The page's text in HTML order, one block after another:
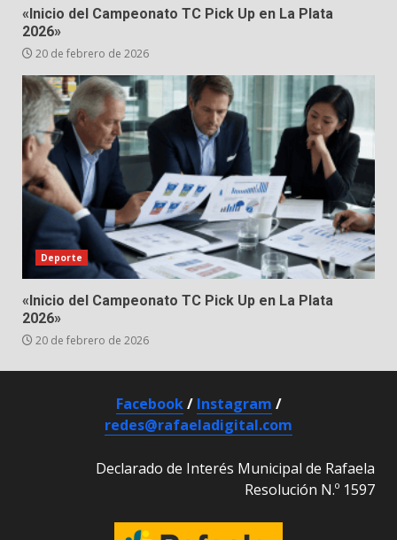
«Inicio del Campeonato TC Pick Up en La Plata
2026»
20 de febrero de 2026
Deporte
«Inicio del Campeonato TC Pick Up en La Plata
2026»
20 de febrero de 2026
Facebook/ Instagram /
redes@rafaeladigital.com
Declarado de Interés Municipal de Rafaela
Resolución N.º 1597